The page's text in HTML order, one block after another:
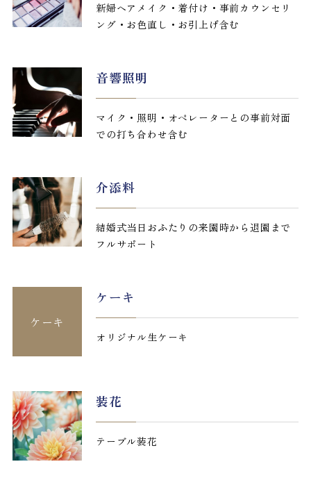
新婦ヘアメイク・着付け・事前カウンセリ
ング・お色直し・お引上げ含む
音響照明
マイク・照明・オペレーターとの事前対面
での打ち合わせ含む
介添料
結婚式当日おふたりの来園時から退園まで
フルサポート
ケーキ
オリジナル生ケーキ
ケーキ
装花
テーブル装花